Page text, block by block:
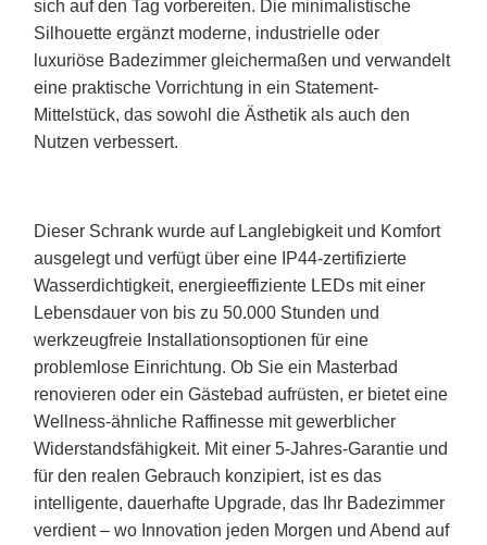
sich auf den Tag vorbereiten. Die minimalistische
Silhouette ergänzt moderne, industrielle oder
luxuriöse Badezimmer gleichermaßen und verwandelt
eine praktische Vorrichtung in ein Statement-
Mittelstück, das sowohl die Ästhetik als auch den
Nutzen verbessert.
Dieser Schrank wurde auf Langlebigkeit und Komfort
ausgelegt und verfügt über eine IP44-zertifizierte
Wasserdichtigkeit, energieeffiziente LEDs mit einer
Lebensdauer von bis zu 50.000 Stunden und
werkzeugfreie Installationsoptionen für eine
problemlose Einrichtung. Ob Sie ein Masterbad
renovieren oder ein Gästebad aufrüsten, er bietet eine
Wellness-ähnliche Raffinesse mit gewerblicher
Widerstandsfähigkeit. Mit einer 5-Jahres-Garantie und
für den realen Gebrauch konzipiert, ist es das
intelligente, dauerhafte Upgrade, das Ihr Badezimmer
verdient – wo Innovation jeden Morgen und Abend auf